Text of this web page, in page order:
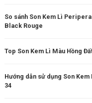
So sánh Son Kem Lì
Black Rouge
Top Son Kem Lì Màu Hồng
Hướng dẫn sử dụng Son
34